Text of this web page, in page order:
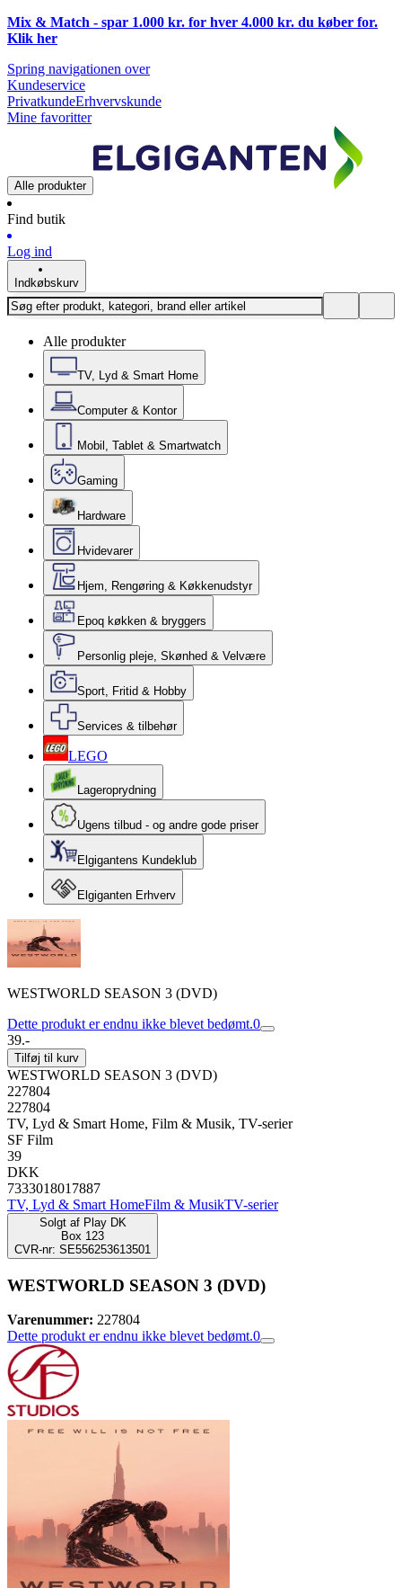
Mix & Match - spar 1.000 kr. for hver 4.000 kr. du køber for.
Klik her
Spring navigationen over
Kundeservice
PrivatkundeErhvervskunde
Mine favoritter
Alle produkter
Find butik
Log ind
Indkøbskurv
Alle produkter
TV, Lyd & Smart Home
Computer & Kontor
Mobil, Tablet & Smartwatch
Gaming
Hardware
Hvidevarer
Hjem, Rengøring & Køkkenudstyr
Epoq køkken & bryggers
Personlig pleje, Skønhed & Velvære
Sport, Fritid & Hobby
Services & tilbehør
LEGO
Lageroprydning
Ugens tilbud - og andre gode priser
Elgigantens Kundeklub
Elgiganten Erhverv
WESTWORLD SEASON 3 (DVD)
Dette produkt er endnu ikke blevet bedømt.0
39.-
Tilføj til kurv
WESTWORLD SEASON 3 (DVD)
227804
227804
TV, Lyd & Smart Home, Film & Musik, TV-serier
SF Film
39
DKK
7333018017887
TV, Lyd & Smart HomeFilm & MusikTV-serier
Solgt af Play DK
Box 123
CVR-nr: SE556253613501
WESTWORLD SEASON 3 (DVD)
Varenummer: 227804
Dette produkt er endnu ikke blevet bedømt.0